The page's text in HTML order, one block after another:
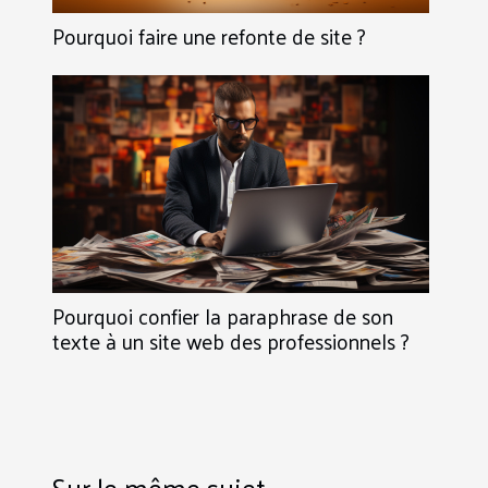
Pourquoi faire une refonte de site ?
Pourquoi confier la paraphrase de son
texte à un site web des professionnels ?